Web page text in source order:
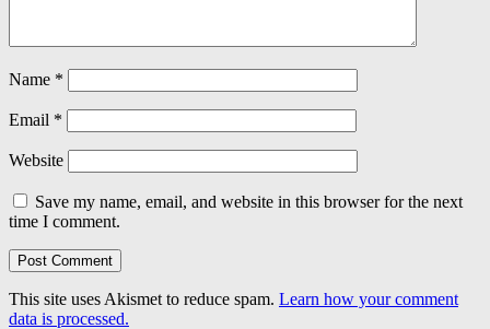
Name *
Email *
Website
Save my name, email, and website in this browser for the next
time I comment.
This site uses Akismet to reduce spam. Learn how your comment
data is processed.